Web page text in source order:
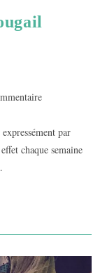
:
par
chaque semaine